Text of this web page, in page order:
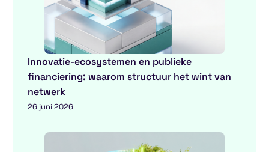
Innovatie-ecosystemen en publieke
financiering: waarom structuur het wint van
netwerk
26 juni 2026